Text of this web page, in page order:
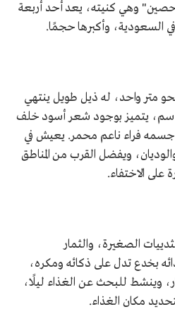
وهي كنيته، يعد أحد أربعة
السعودية، وأكبرها حجمًا.
متر واحد، له ذيل طويل ينتهي
بيضاء، يبلغ طوله 40 سم، يتميز بوجود شعر أسود خلف
فراء ناعم محمر. يعيش في
ويفضل القرب من المناطق
على الاختفاء.
الصغيرة، والثمار
بخدع تدل على ذكائه ومكره،
وينشط للبحث عن الغذاء ليلًا،
مكان الغذاء.